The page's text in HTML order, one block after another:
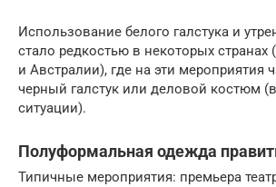
Использование белого галстука и
стало редкостью в некоторых
и Австралии), где на эти мероприятия
черный галстук или деловой костюм
ситуации).
Полуформальная одежда
Типичные мероприятия: премьера